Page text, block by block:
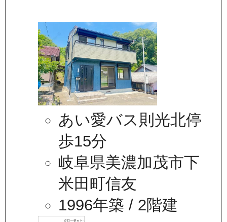
あい愛バス則光北停
歩15分
岐阜県美濃加茂市下
米田町信友
1996年築 / 2階建